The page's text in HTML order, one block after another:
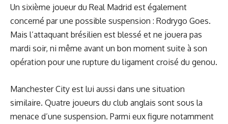
Un sixième joueur du Real Madrid est également
concerné par une possible suspension : Rodrygo Goes.
Mais l’attaquant brésilien est blessé et ne jouera pas
mardi soir, ni même avant un bon moment suite à son
opération pour une rupture du ligament croisé du genou.
Manchester City est lui aussi dans une situation
similaire. Quatre joueurs du club anglais sont sous la
menace d’une suspension. Parmi eux figure notamment